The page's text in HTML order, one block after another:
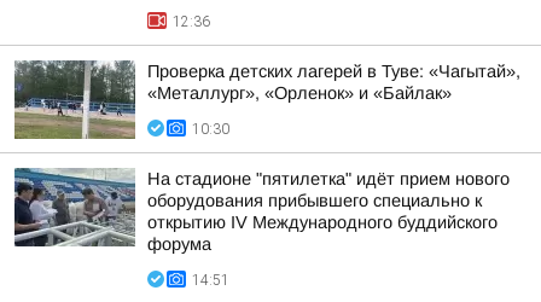
12:36
Проверка детских лагерей в Туве: «Чагытай»,
«Металлург», «Орленок» и «Байлак»
10:30
На стадионе "пятилетка" идёт прием нового
оборудования прибывшего специально к
открытию IV Международного буддийского
форума
14:51